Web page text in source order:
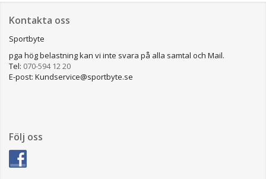
Kontakta oss
Sportbyte
pga hög belastning kan vi inte svara på alla samtal och Mail.
Tel: 070-594 12 20
E-post: Kundservice@sportbyte.se
Följ oss